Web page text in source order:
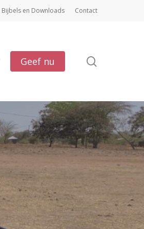
Bijbels en Downloads Contact
Geef nu